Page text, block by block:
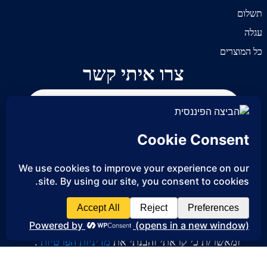
צרו איתי קשר
אני מסכים/ה לקבל עדכונים וחומר פרסומי
ומאשר/ת כי קראתי והבנתי את מדיניות הפרטיות .
תשלום
עגלה
כל המוצרים